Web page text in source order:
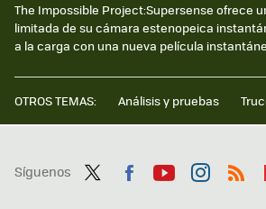
The Impossible Project:Supersense ofrece
limitada de su cámara estenopeica
a la carga con una nueva película
OTROS TEMAS: Análisis y pruebas
Síguenos